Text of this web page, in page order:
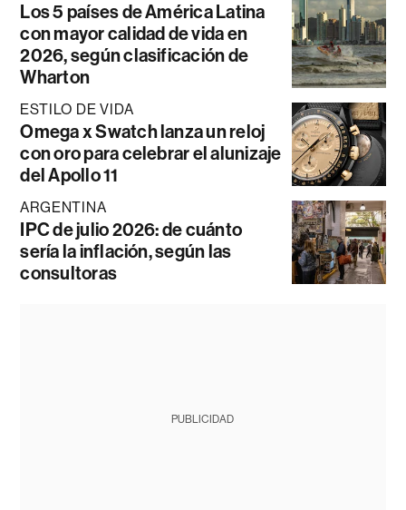
Los 5 países de América Latina
con mayor calidad de vida en
2026, según clasificación de
Wharton
ESTILO DE VIDA
Omega x Swatch lanza un reloj
con oro para celebrar el alunizaje
del Apollo 11
ARGENTINA
IPC de julio 2026: de cuánto
sería la inflación, según las
consultoras
PUBLICIDAD